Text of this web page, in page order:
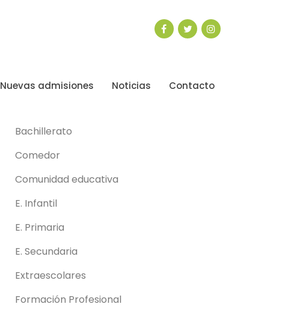
Nuevas admisiones Noticias Contacto
Bachillerato
Comedor
Comunidad educativa
E. Infantil
E. Primaria
E. Secundaria
Extraescolares
Formación Profesional